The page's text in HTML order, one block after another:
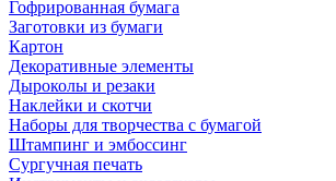
Гофрированная бумага
Заготовки из бумаги
Картон
Декоративные элементы
Дыроколы и резаки
Наклейки и скотчи
Наборы для творчества с бумагой
Штампинг и эмбоссинг
Сургучная печать